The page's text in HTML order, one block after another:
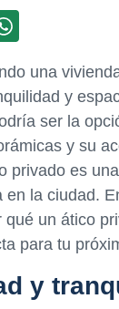
una
y
ser la
y su
privado es
en la ciudad.
qué un ático
para tu
y